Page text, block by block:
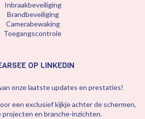
Inbraakbeveiliging
Brandbeveiliging
Camerabewaking
Toegangscontrole
OP LINKEDIN
onze laatste updates en prestaties!
een exclusief kijkje achter de schermen,
projecten en branche-inzichten.